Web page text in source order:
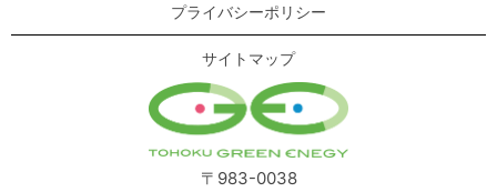
プライバシーポリシー
サイトマップ
〒983-0038